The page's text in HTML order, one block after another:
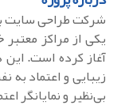
شرکت طراحی سایت
آغاز کرده است.
زیبایی و اعتماد
بی‌نظیر و نمایانگر